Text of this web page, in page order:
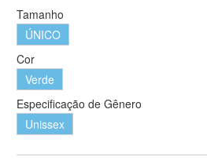
Tamanho
ÚNICO
Cor
Verde
Especificação de Gênero
Unissex